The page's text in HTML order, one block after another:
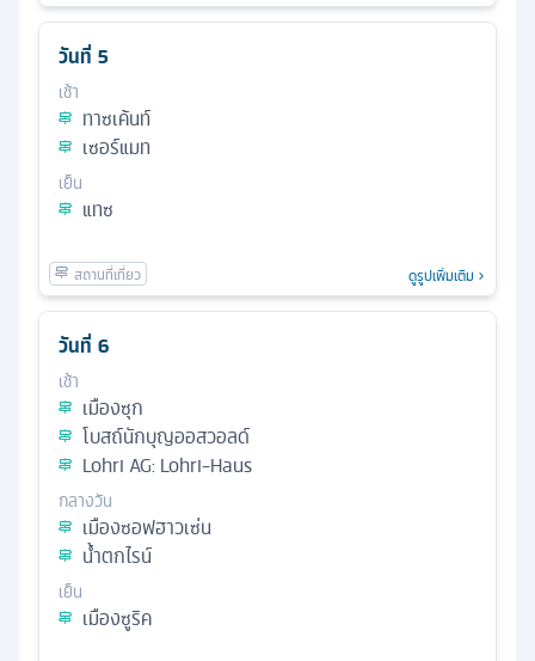
วันที่ 5
เช้า
ทาซเค้นท์
เซอร์แมท
เย็น
แทซ
ดูรูปเพิ่มเติม
วันที่ 6
เช้า
เมืองซุก
โบสถ์นักบุญออสวอลด์
Lohri AG: Lohri-Haus
กลางวัน
เมืองซอฟฮาวเซ่น
น้ำตกไรน์
เย็น
เมืองซูริค